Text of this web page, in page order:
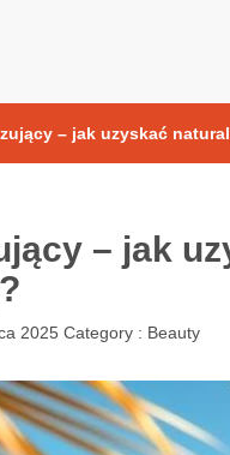
– jak uzyskać
– jak
2025 Category : Beauty